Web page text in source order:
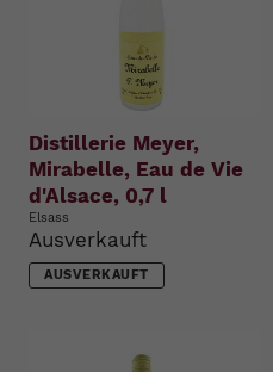
Distillerie Meyer,
Mirabelle, Eau de Vie
d'Alsace, 0,7 l
Elsass
Ausverkauft
AUSVERKAUFT